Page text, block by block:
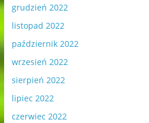
grudzień 2022
listopad 2022
październik 2022
wrzesień 2022
sierpień 2022
lipiec 2022
czerwiec 2022